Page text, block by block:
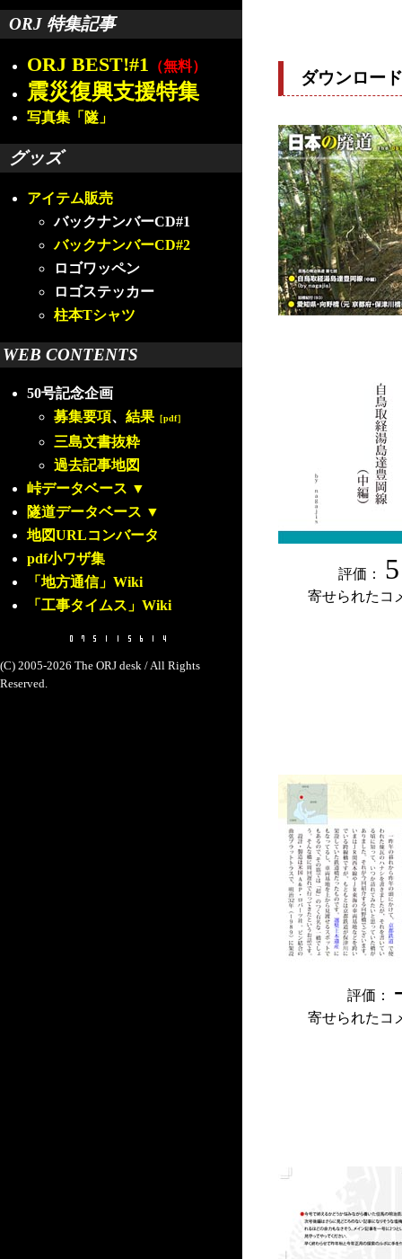
ORJ 特集記事
ORJ BEST!#1 （無料）
震災復興支援特集
写真集「隧」
グッズ
アイテム販売
バックナンバーCD#1
バックナンバーCD#2
ロゴワッペン
ロゴステッカー
柱本Tシャツ
WEB CONTENTS
50号記念企画
募集要項、 結果 ［pdf］
三島文書抜粋
過去記事地図
峠データベース ▼
隧道データベース ▼
地図URLコンバータ
pdf小ワザ集
「地方通信」Wiki
「工事タイムス」Wiki
(C) 2005-2026 The ORJ desk / All Rights
Reserved.
ダウンロー
評価： 5
寄せられたコ
評価：
寄せられたコ